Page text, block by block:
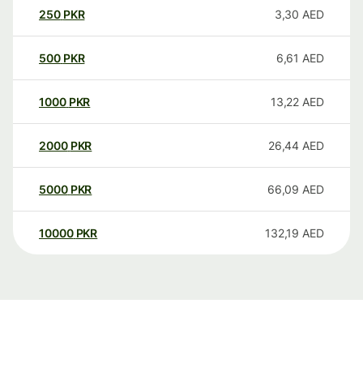
250 PKR 3,30 AED
500 PKR 6,61 AED
1000 PKR 13,22 AED
2000 PKR 26,44 AED
5000 PKR 66,09 AED
10000 PKR 132,19 AED